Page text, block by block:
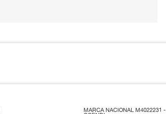
MARCA NACIONAL M4022231 -